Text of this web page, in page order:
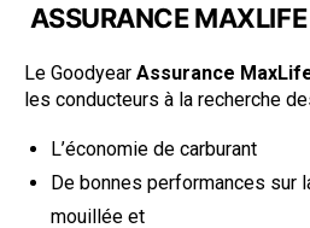
ASSURANCE
Le Goodyear Assurance
les conducteurs à la recherche
L’économie de carburant
De bonnes performances sur
mouillée et